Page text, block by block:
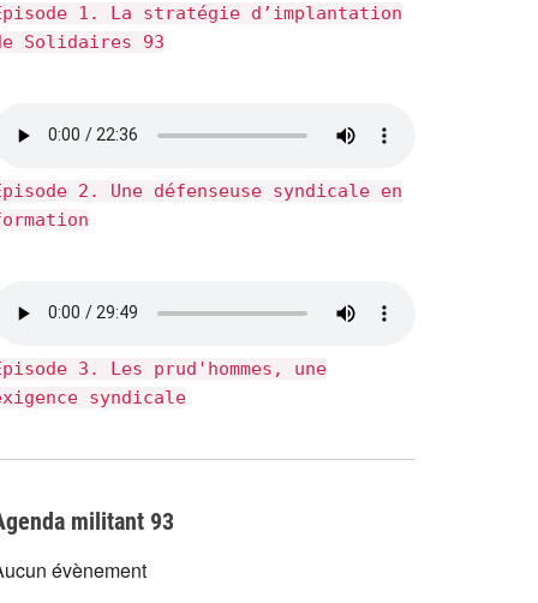
1. La stratégie d’implantation
Solidaires 93
2. Une défenseuse syndicale en
3. Les prud'hommes, une
syndicale
militant 93
évènement